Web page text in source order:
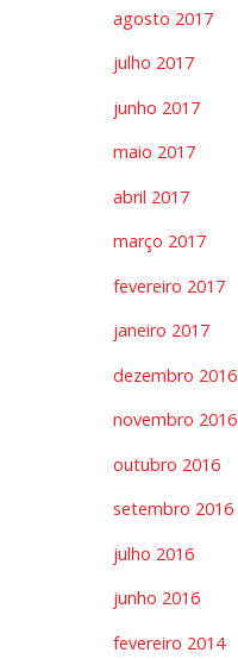
agosto 2017
julho 2017
junho 2017
maio 2017
abril 2017
março 2017
fevereiro 2017
janeiro 2017
dezembro 2016
novembro 2016
outubro 2016
setembro 2016
julho 2016
junho 2016
fevereiro 2014